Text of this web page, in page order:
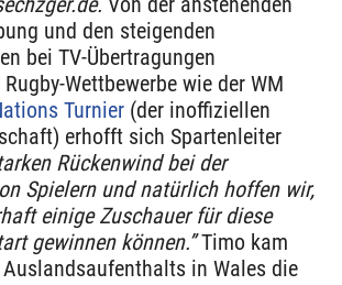
und den steigenden
bei TV-Übertragungen
Wettbewerbe wie der WM
Turnier (der inoffiziellen
erhofft sich Spartenleiter
Rückenwind bei der
Spielern und natürlich hoffen wir,
einige Zuschauer für diese
gewinnen können.”Timo kam
in Wales die